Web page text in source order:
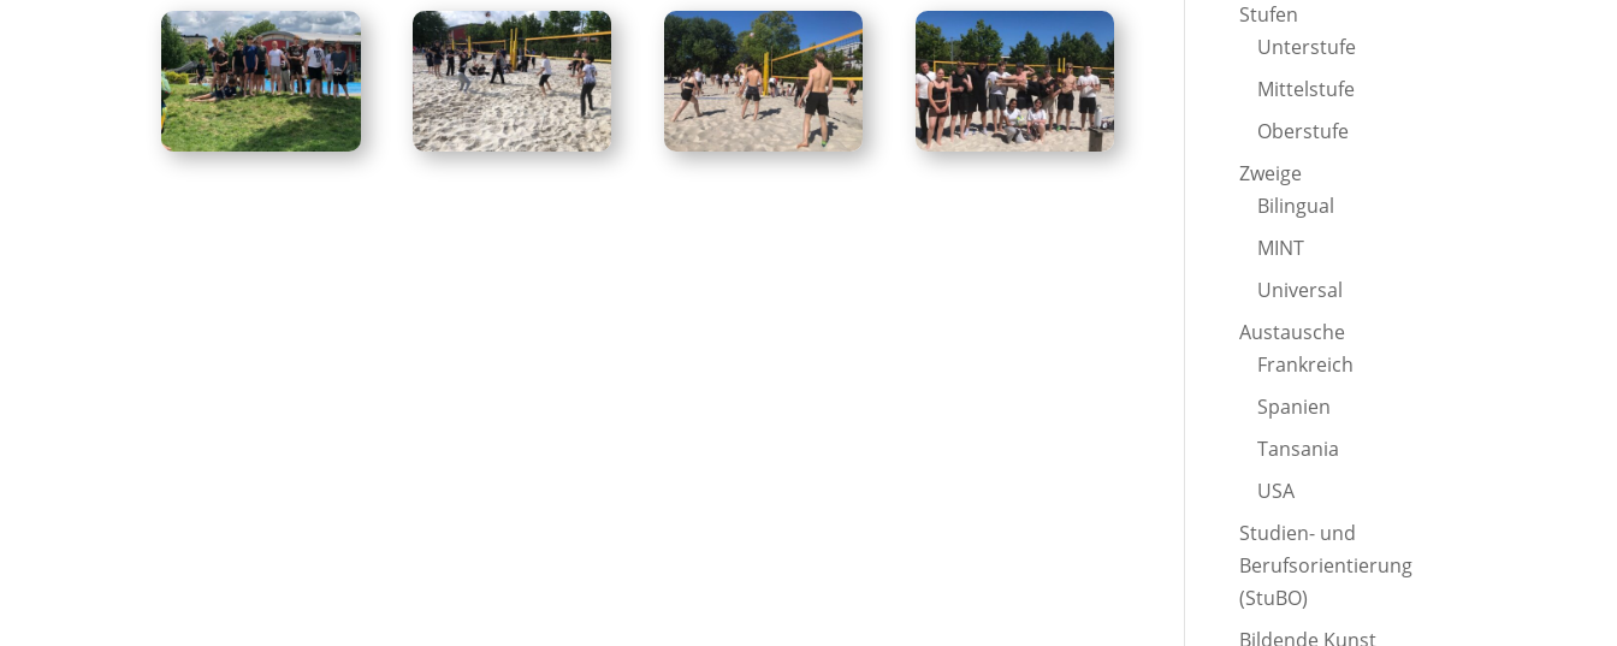
Stufen
Unterstufe
Mittelstufe
Oberstufe
Zweige
Bilingual
MINT
Universal
Austausche
Frankreich
Spanien
Tansania
USA
Studien- und
Berufsorientierung
(StuBO)
Bildende Kunst